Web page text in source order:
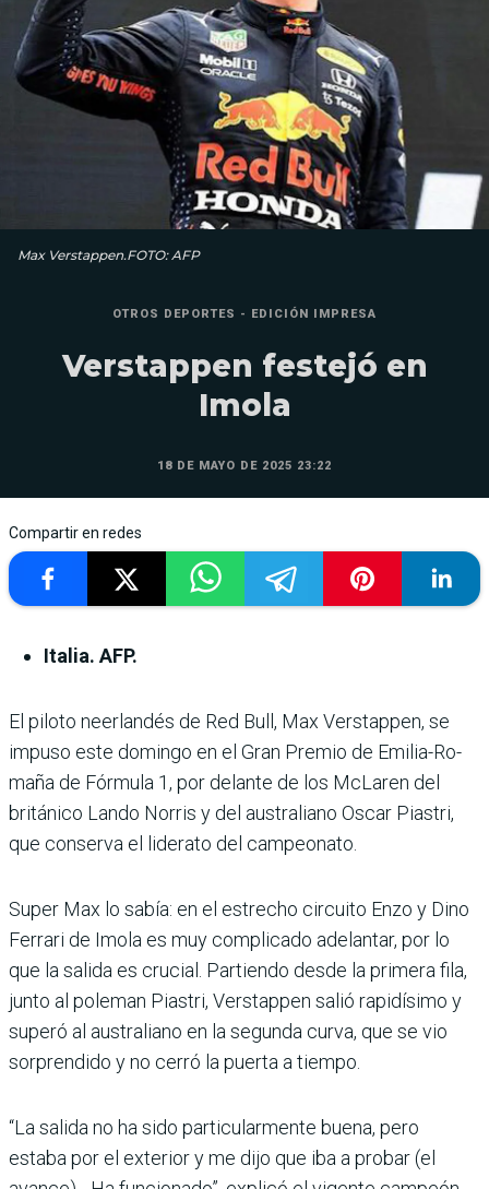
Max Verstappen.FOTO: AFP
OTROS DEPORTES - EDICIÓN IMPRESA
Verstappen festejó en
Imola
18 DE MAYO DE 2025 23:22
Compartir en redes
Italia. AFP.
El piloto neerlandés de Red Bull, Max Versta­ppen, se
impuso este domingo en el Gran Premio de Emilia-Ro­
maña de Fórmula 1, por delante de los McLaren del
británico Lando Norris y del australiano Oscar Pias­tri,
que conserva el liderato del campeonato.
Super Max lo sabía: en el estrecho circuito Enzo y Dino
Ferrari de Imola es muy com­plicado adelantar, por lo
que la salida es crucial. Partiendo desde la primera fila,
junto al poleman Piastri, Verstappen salió rapidí­simo y
superó al australiano en la segunda curva, que se vio
sorprendido y no cerró la puerta a tiempo.
“La salida no ha sido particularmente buena, pero
estaba por el exterior y me dijo que iba a probar (el